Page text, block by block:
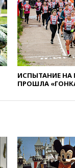
ИСПЫТАНИЕ НА
ПРОШЛА